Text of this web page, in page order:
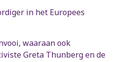
in het Europees
waaraan ook
Greta Thunberg en de